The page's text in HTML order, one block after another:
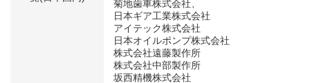
菊地歯車株式会社、
日本ギア工業株式会社
アイテック株式会社
日本オイルポンプ株式会社
株式会社遠藤製作所
株式会社中部製作所
坂西精機株式会社